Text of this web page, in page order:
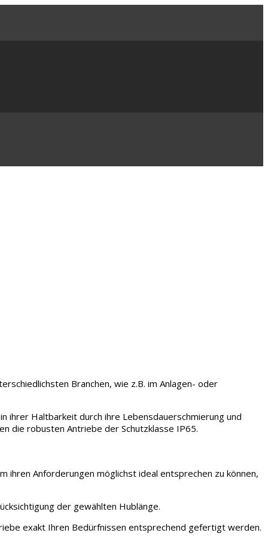
Branchen, wie z.B. im Anlagen- oder
ihrer Haltbarkeit durch ihre Lebensdauerschmierung und
die robusten Antriebe der Schutzklasse IP65.
ihren Anforderungen möglichst ideal entsprechen zu können,
der gewählten Hublänge.
exakt Ihren Bedürfnissen entsprechend gefertigt werden.